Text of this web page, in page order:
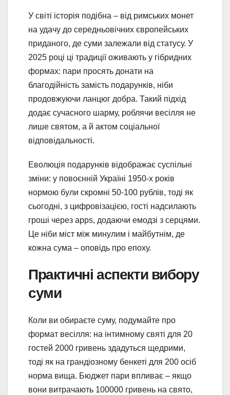
У світі історія подібна – від римських монет
на удачу до середньовічних європейських
приданого, де суми залежали від статусу. У
2025 році ці традиції оживають у гібридних
формах: пари просять донати на
благодійність замість подарунків, ніби
продовжуючи ланцюг добра. Такий підхід
додає сучасного шарму, роблячи весілля не
лише святом, а й актом соціальної
відповідальності.
Еволюція подарунків відображає суспільні
зміни: у повоєнній Україні 1950-х років
нормою були скромні 50-100 рублів, тоді як
сьогодні, з цифровізацією, гості надсилають
гроші через apps, додаючи емодзі з серцями.
Це ніби міст між минулим і майбутнім, де
кожна сума – оповідь про епоху.
Практичні аспекти вибору
суми
Коли ви обираєте суму, подумайте про
формат весілля: на інтимному святі для 20
гостей 2000 гривень здадуться щедрими,
тоді як на грандіозному бенкеті для 200 осіб
норма вища. Бюджет пари впливає – якщо
вони витрачають 100000 гривень на свято,